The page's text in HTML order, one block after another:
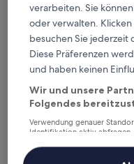
Penzion Longus
Penzion Longus
3.5-
Sterne-
Unterkunft
Kyjov
9.6
10,
(24
9,6/10
verarbeiten. Sie
oder verwalten.
besuchen Sie jederzeit
Diese Präferenzen
und haben keinen
Wir und unsere
Folgendes
Verwendung genauer
Identifikation aktiv
Inhalte, Messung von
Zielgruppenforschung sowie